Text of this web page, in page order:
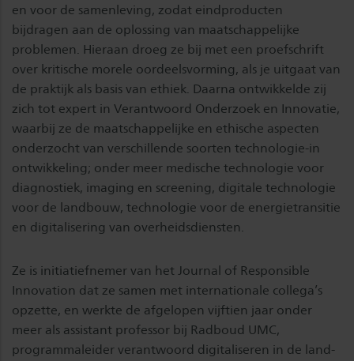
en voor de samenleving, zodat eindproducten
bijdragen aan de oplossing van maatschappelijke
problemen. Hieraan droeg ze bij met een proefschrift
over kritische morele oordeelsvorming, als je uitgaat van
de praktijk als basis van ethiek. Daarna ontwikkelde zij
zich tot expert in Verantwoord Onderzoek en Innovatie,
waarbij ze de maatschappelijke en ethische aspecten
onderzocht van verschillende soorten technologie-in
ontwikkeling; onder meer medische technologie voor
diagnostiek, imaging en screening, digitale technologie
voor de landbouw, technologie voor de energietransitie
en digitalisering van overheidsdiensten.
Ze is initiatiefnemer van het Journal of Responsible
Innovation dat ze samen met internationale collega’s
opzette, en werkte de afgelopen vijftien jaar onder
meer als assistant professor bij Radboud UMC,
programmaleider verantwoord digitaliseren in de land-